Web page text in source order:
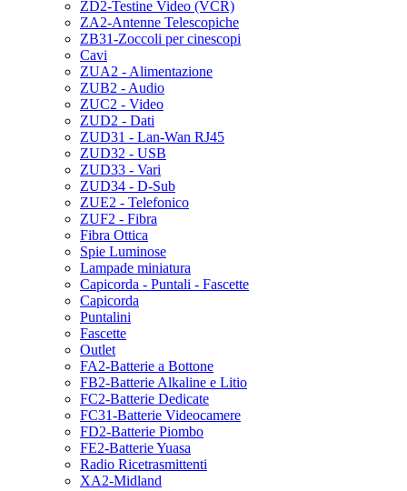
ZD2-Testine Video (VCR)
ZA2-Antenne Telescopiche
ZB31-Zoccoli per cinescopi
Cavi
ZUA2 - Alimentazione
ZUB2 - Audio
ZUC2 - Video
ZUD2 - Dati
ZUD31 - Lan-Wan RJ45
ZUD32 - USB
ZUD33 - Vari
ZUD34 - D-Sub
ZUE2 - Telefonico
ZUF2 - Fibra
Fibra Ottica
Spie Luminose
Lampade miniatura
Capicorda - Puntali - Fascette
Capicorda
Puntalini
Fascette
Outlet
FA2-Batterie a Bottone
FB2-Batterie Alkaline e Litio
FC2-Batterie Dedicate
FC31-Batterie Videocamere
FD2-Batterie Piombo
FE2-Batterie Yuasa
Radio Ricetrasmittenti
XA2-Midland